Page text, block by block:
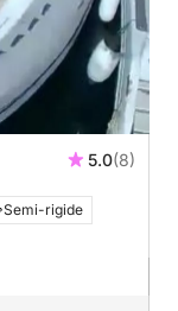
5.0(8)
Semi-rigide